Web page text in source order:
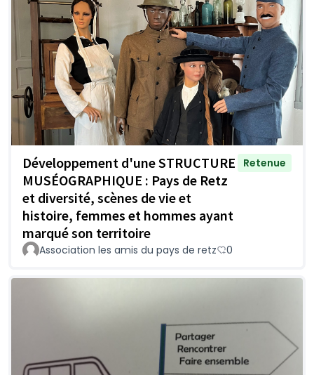
Développement d'une STRUCTURE
MUSÉOGRAPHIQUE : Pays de Retz
et diversité, scènes de vie et
histoire, femmes et hommes ayant
marqué son territoire
Retenue
Association les amis du pays de retz 0